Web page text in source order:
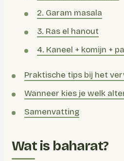
2. Garam masala
3. Ras el hanout
4. Kaneel + komijn +
Praktische tips bij het
Wanneer kies je welk
Samenvatting
Wat is baharat?